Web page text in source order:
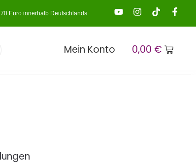
Euro innerhalb Deutschlands
Mein Konto 0,00 €